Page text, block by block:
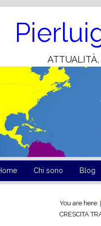
ATTUALITÀ,
Chi sono Blog
You are here:
CRESCITA